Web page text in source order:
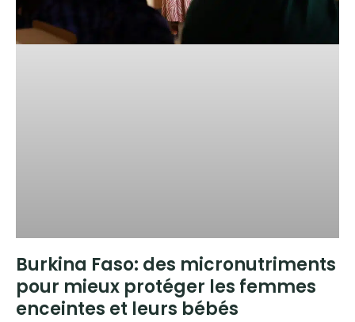
Burkina Faso: des micronutriments
pour mieux protéger les femmes
enceintes et leurs bébés